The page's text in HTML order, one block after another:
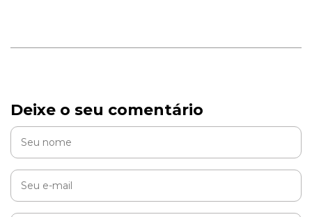
Deixe o seu comentário